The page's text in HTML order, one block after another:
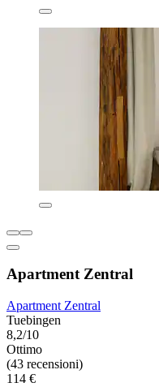
Apartment Zentral
Apartment Zentral
Tuebingen
8,2/10
Ottimo
(43 recensioni)
114 €